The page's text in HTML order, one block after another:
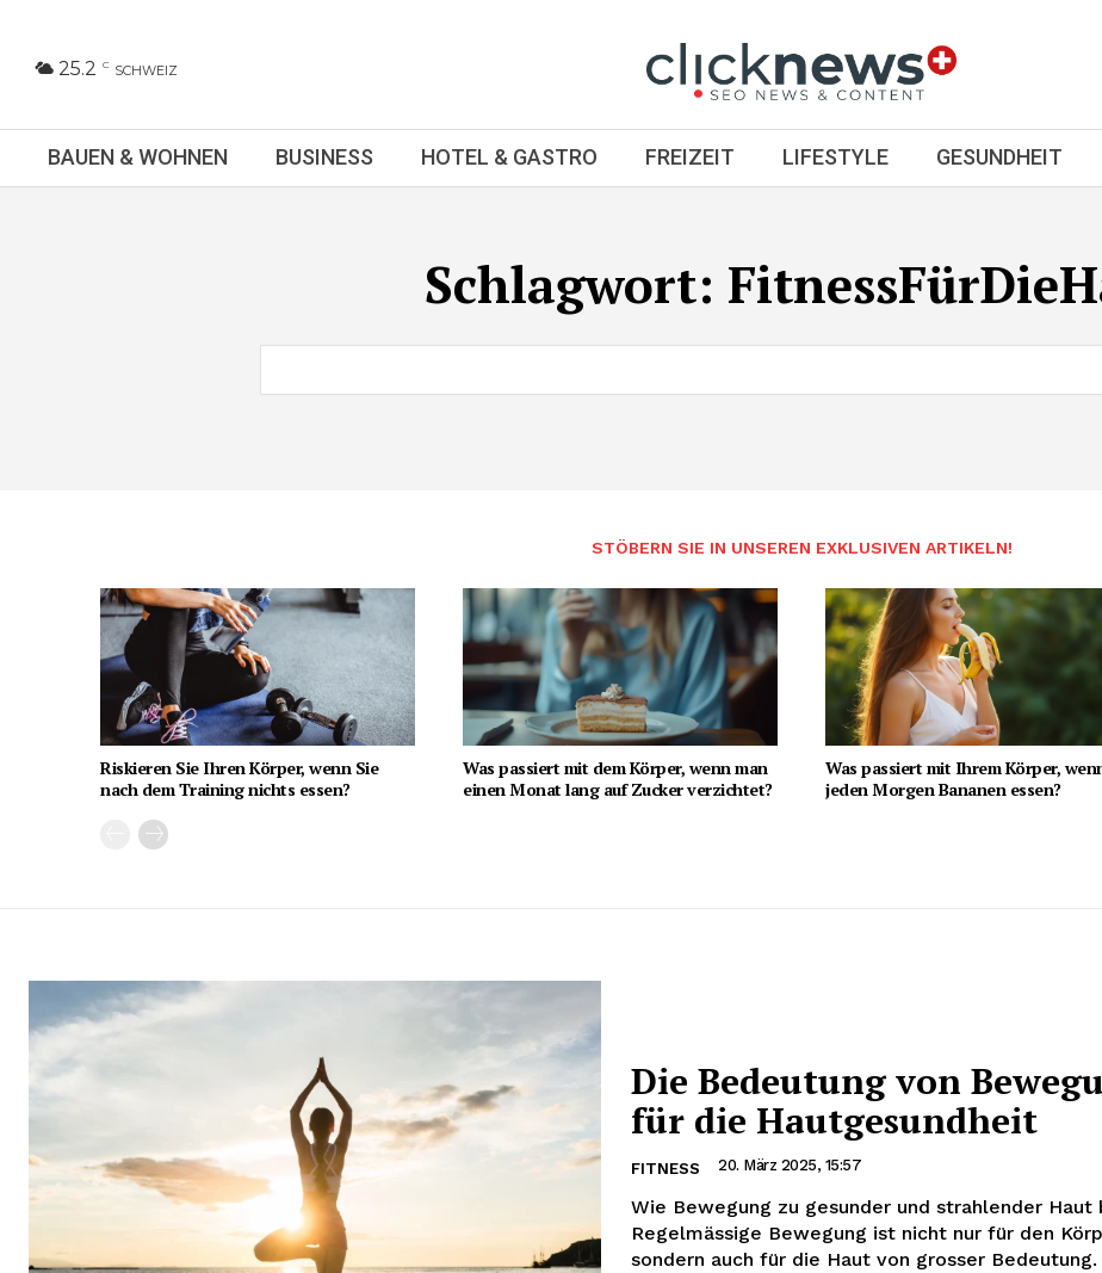
25.2 C SCHWEIZ
BAUEN & WOHNEN BUSINESS HOTEL & GASTRO FREIZEIT LIFESTYLE GESUNDHEIT
Schlagwort:
STÖBERN SIE IN UNSEREN EXKLUSIVEN ARTIKELN!
Riskieren Sie Ihren Körper, wenn Sie
nach dem Training nichts essen?
Was passiert mit dem Körper, wenn man
einen Monat lang auf Zucker verzichtet?
Was passiert mit Ihrem Körper,
jeden Morgen Bananen essen?
Die Bedeutung von
für die Hautgesundheit
FITNESS 20. März 2025, 15:57
Wie Bewegung zu gesunder und strahlender
Regelmässige Bewegung ist nicht nur für den
sondern auch für die Haut von grosser Bedeutung.